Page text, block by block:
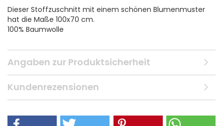
Dieser Stoffzuschnitt mit einem schönen Blumenmuster
hat die Maße 100x70 cm.
100% Baumwolle
Angaben zur Produktsicherheit
Kundenrezensionen